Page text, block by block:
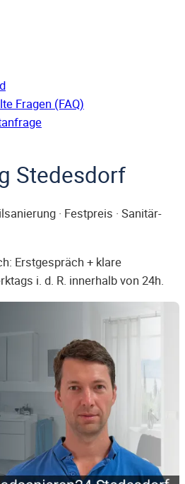
Fragen (FAQ)
Stedesdorf
· Festpreis · Sanitär-
Erstgespräch + klare
i. d. R. innerhalb von 24h.